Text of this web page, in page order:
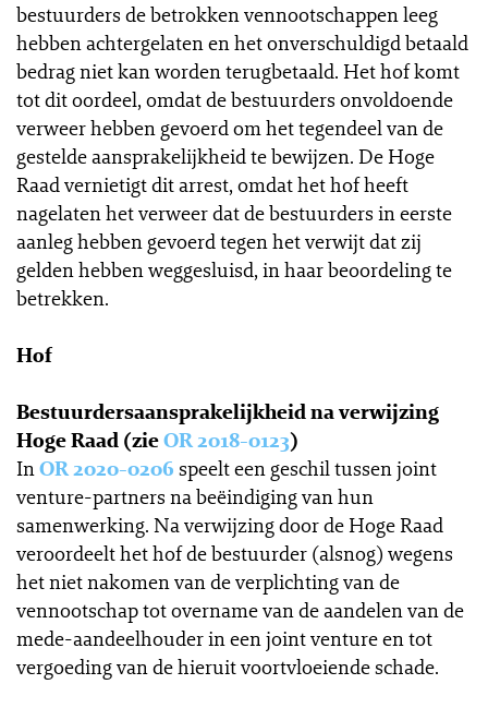
bestuurders de betrokken vennootschappen leeg
hebben achtergelaten en het onverschuldigd betaald
bedrag niet kan worden terugbetaald. Het hof komt
tot dit oordeel, omdat de bestuurders onvoldoende
verweer hebben gevoerd om het tegendeel van de
gestelde aansprakelijkheid te bewijzen. De Hoge
Raad vernietigt dit arrest, omdat het hof heeft
nagelaten het verweer dat de bestuurders in eerste
aanleg hebben gevoerd tegen het verwijt dat zij
gelden hebben weggesluisd, in haar beoordeling te
betrekken.
Hof
Bestuurdersaansprakelijkheid na verwijzing
Hoge Raad (zieOR 2018-0123)
InOR 2020-0206 speelt een geschil tussen joint
venture-partners na beëindiging van hun
samenwerking. Na verwijzing door de Hoge Raad
veroordeelt het hof de bestuurder (alsnog) wegens
het niet nakomen van de verplichting van de
vennootschap tot overname van de aandelen van de
mede-aandeelhouder in een joint venture en tot
vergoeding van de hieruit voortvloeiende schade.